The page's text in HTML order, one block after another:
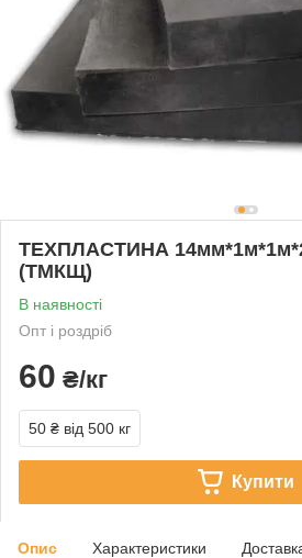
ТЕХПЛАСТИНА
(ТМКЩ)
В наявності
Опт і роздріб
60 ₴/кг
50 ₴ від 500 кг
Купити
Опис Характеристики